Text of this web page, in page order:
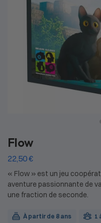
Flow
22,50€
« Flow » est un jeu
aventure passionnante de
une fraction de seconde.
À partir de 8 ans 1